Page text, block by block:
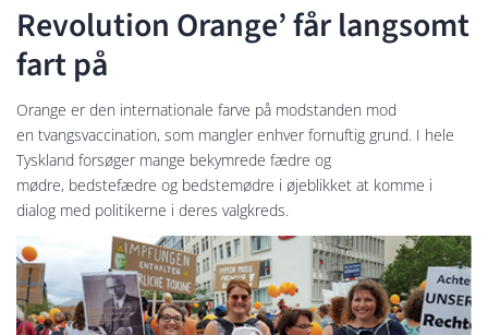
Revolution Orange’ får langsomt
fart på
Orange er den internationale farve på modstanden mod
en tvangsvaccination, som mangler enhver fornuftig grund. I hele
Tyskland forsøger mange bekymrede fædre og
mødre, bedstefædre og bedstemødre i øjeblikket at komme i
dialog med politikerne i deres valgkreds.